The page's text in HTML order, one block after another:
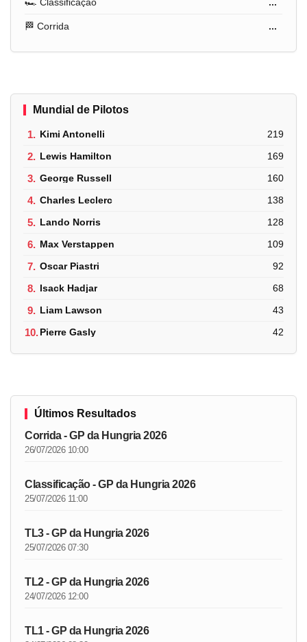
🏁 Corrida ...
Mundial de Pilotos
1. Kimi Antonelli 219
2. Lewis Hamilton 169
3. George Russell 160
4. Charles Leclerc 138
5. Lando Norris 128
6. Max Verstappen 109
7. Oscar Piastri 92
8. Isack Hadjar 68
9. Liam Lawson 43
10.Pierre Gasly 42
Últimos Resultados
Corrida - GP da Hungria 2026
26/07/2026 10:00
Classificação - GP da Hungria 2026
25/07/2026 11:00
TL3 - GP da Hungria 2026
25/07/2026 07:30
TL2 - GP da Hungria 2026
24/07/2026 12:00
TL1 - GP da Hungria 2026